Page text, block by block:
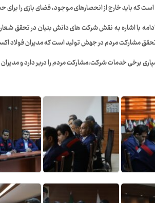
است که باید خارج از انحصارهای موجود، فضای بازی را
با اشاره به نقش شرکت های دانش بنیان در تحقق
تحقق مشارکت مردم در جهش تولید است که مديران فولاد
برخی خدمات شرکت،مشارکت مردم را دربر دارد و